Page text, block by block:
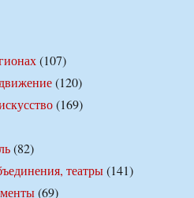
(107)
(120)
(169)
(82)
театры(141)
(69)